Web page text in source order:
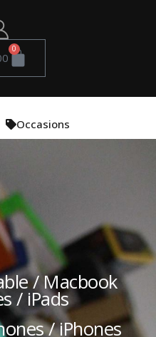
0
Occasions
/ Macbook
/ iPads
/ iPhones